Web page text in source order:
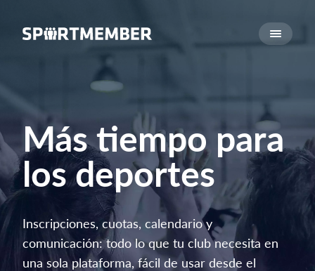
Acerca de SportMember
¿Quiénes somos?
Conócenos
Funciones
Calendario
Gestión de pagos
Sitio web
App móvil
Tienda Online
Más tiempo para
los deportes
Inscripciones, cuotas, calendario y
comunicación: todo lo que tu club necesita en
una sola plataforma, fácil de usar desde el